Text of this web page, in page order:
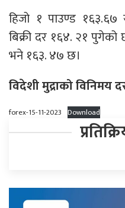
हिजो १ पाउण्ड
बिक्री दर १६४. २१
भने १६३. ४७ छ।
विदेशी मुद्राको विनिमय
forex-15-11-2023 Download